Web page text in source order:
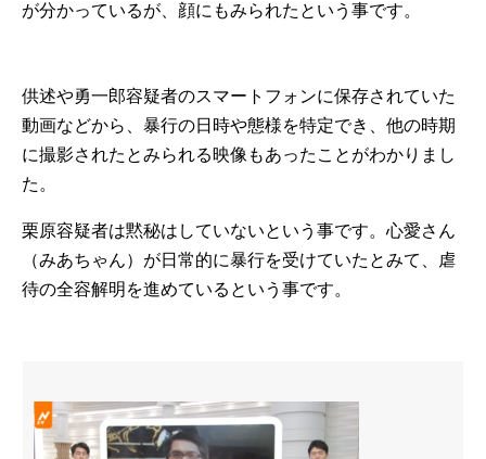
が分かっているが、顔にもみられたという事です。
供述や勇一郎容疑者のスマートフォンに保存されていた
動画などから、暴行の日時や態様を特定でき、他の時期
に撮影されたとみられる映像もあったことがわかりまし
た。
栗原容疑者は黙秘はしていないという事です。心愛さん
（みあちゃん）が日常的に暴行を受けていたとみて、虐
待の全容解明を進めているという事です。